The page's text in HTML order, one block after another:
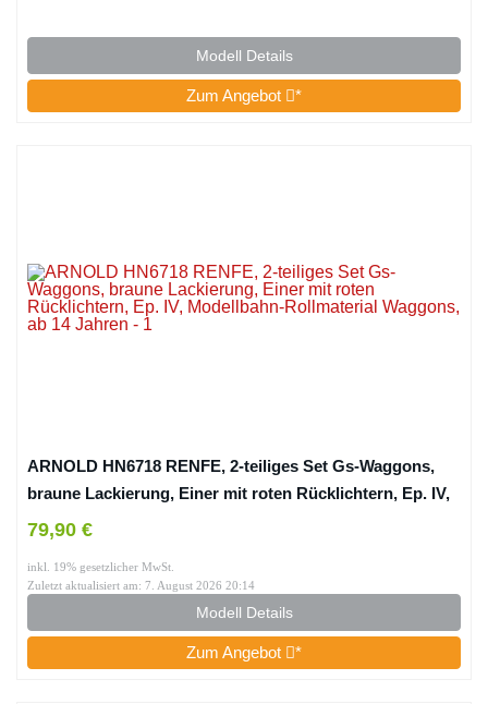
Modell Details
Zum Angebot *
ARNOLD HN6718 RENFE, 2-teiliges Set Gs-Waggons,
braune Lackierung, Einer mit roten Rücklichtern, Ep. IV,
Modellbahn-Rollmaterial Waggons, ab 14 Jahren
79,90 €
inkl. 19% gesetzlicher MwSt.
Zuletzt aktualisiert am: 7. August 2026 20:14
Modell Details
Zum Angebot *